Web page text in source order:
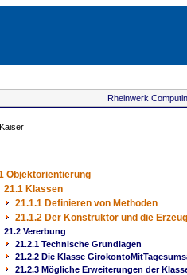
Rheinwerk
Objektorientierung
21.1 Klassen
21.1.1 Definieren von Methoden
21.1.2 Der Konstruktor und die
21.2 Vererbung
21.2.1 Technische Grundlagen
21.2.2 Die Klasse
21.2.3 Mögliche Erweiterungen der